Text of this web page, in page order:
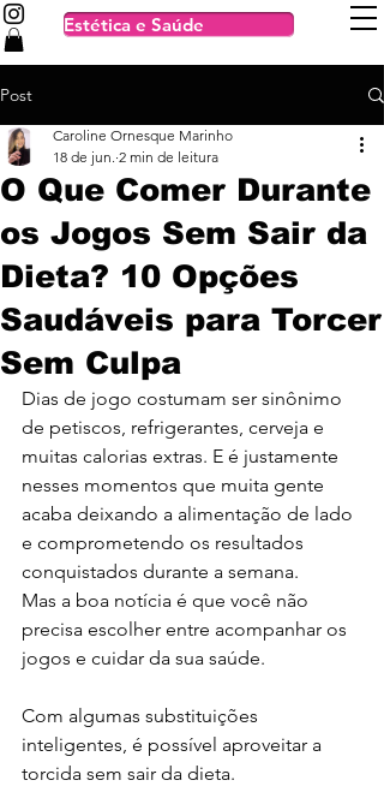
Estética e Saúde
Post
O Que Comer Durante
os Jogos Sem Sair da
Dieta? 10 Opções
Saudáveis para Torcer
Sem Culpa
Caroline Ornesque Marinho
18 de jun. 2 min de leitura
Dias de jogo costumam ser sinônimo
de petiscos, refrigerantes, cerveja e
muitas calorias extras. E é justamente
nesses momentos que muita gente
acaba deixando a alimentação de lado
e comprometendo os resultados
conquistados durante a semana.
Mas a boa notícia é que você não
precisa escolher entre acompanhar os
jogos e cuidar da sua saúde.
Com algumas substituições
inteligentes, é possível aproveitar a
torcida sem sair da dieta.